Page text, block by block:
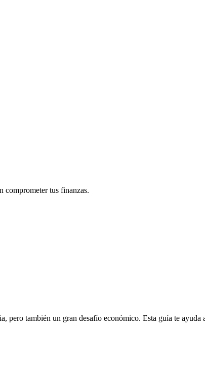
comprometer tus finanzas.
pero también un gran desafío económico. Esta guía te